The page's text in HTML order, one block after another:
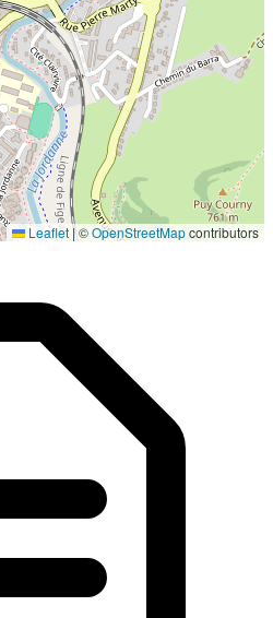
Leaflet|©OpenStreetMapcontributors